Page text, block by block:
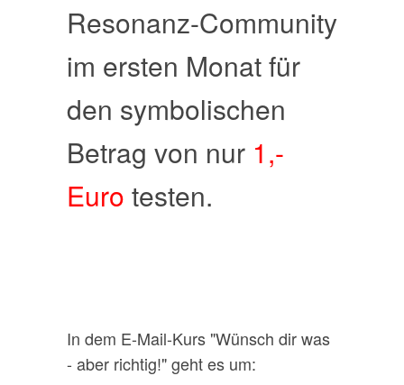
Resonanz-Community
im ersten Monat für
den symbolischen
Betrag von nur 1,-
Euro testen.
In dem E-Mail-Kurs "Wünsch dir was
- aber richtig!" geht es um: